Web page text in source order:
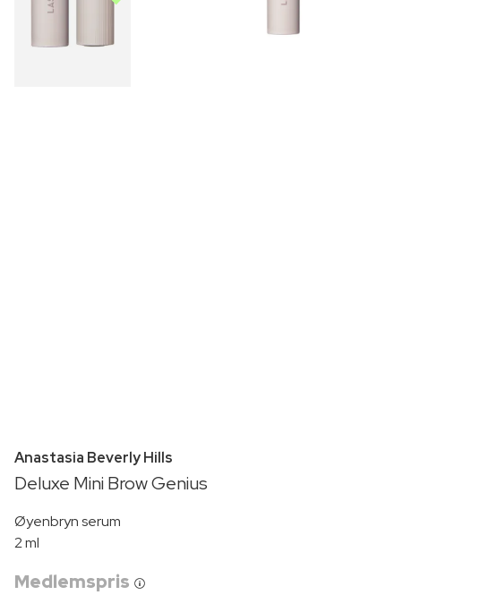
Anastasia Beverly Hills
Deluxe Mini Brow Genius
Øyenbryn serum
2 ml
Medlemspris